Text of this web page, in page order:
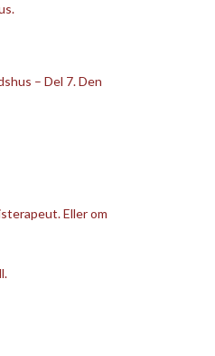
– Del 7. Den
Eller om